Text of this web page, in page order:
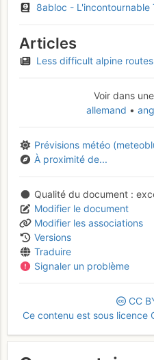
8abloc - L'incontournable
Articles
Less difficult alpine
Voir dans
allemand
Prévisions météo
À proximité de...
Qualité du document
Modifier le document
Modifier les associations
Versions
Traduire
Signaler un problème
CC
Ce contenu est sous licence